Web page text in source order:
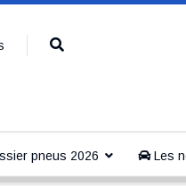
pneus 2026 Les